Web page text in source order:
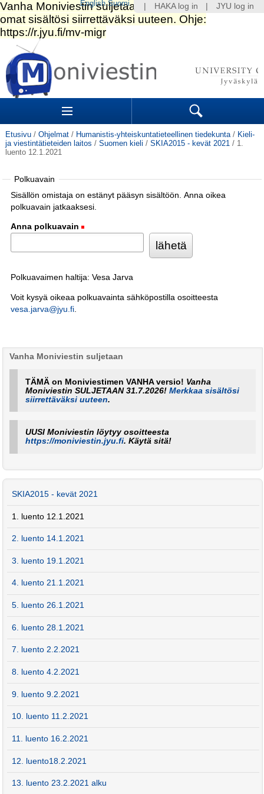
Siirry
sisältöön.
|
Siirry
navigointiin
Sections Search
Etusivu / Ohjelmat / Humanistis-yhteiskuntatieteellinen tiedekunta / Kieli-
ja viestintätieteiden laitos / Suomen kieli / SKIA2015 - kevät 2021 / 1.
luento 12.1.2021
Polkuavain
Sisällön omistaja on estänyt pääsyn sisältöön. Anna oikea
polkuavain jatkaaksesi.
Anna polkuavain
Polkuavaimen haltija: Vesa Jarva
Voit kysyä oikeaa polkuavainta sähköpostilla osoitteesta
vesa.jarva@jyu.fi.
Vanha Moniviestin suljetaan
TÄMÄ on Moniviestimen VANHA versio! Vanha
Moniviestin SULJETAAN 31.7.2026!Merkkaa sisältösi
siirrettäväksi uuteen.
UUSI Moniviestin löytyy osoitteesta
https://moniviestin.jyu.fi. Käytä sitä!
SKIA2015 - kevät 2021
1. luento 12.1.2021
2. luento 14.1.2021
3. luento 19.1.2021
4. luento 21.1.2021
5. luento 26.1.2021
6. luento 28.1.2021
7. luento 2.2.2021
8. luento 4.2.2021
9. luento 9.2.2021
10. luento 11.2.2021
11. luento 16.2.2021
12. luento18.2.2021
13. luento 23.2.2021 alku
HAKA log in JYU log in
English Suomi